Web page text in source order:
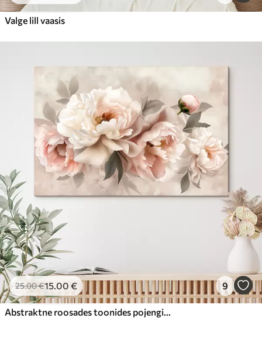
Valge lill vaasis
25.00€15.00 € 9
Abstraktne roosades toonides pojengide kimp